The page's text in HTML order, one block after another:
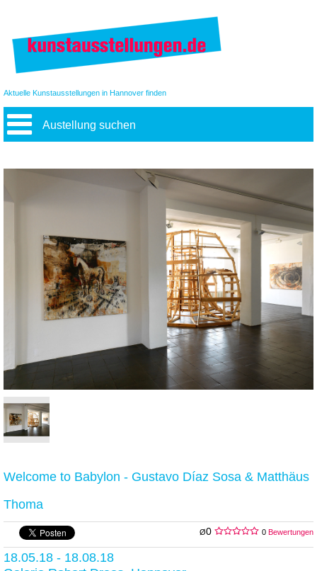
Aktuelle Kunstausstellungen in Hannover finden
Austellung suchen
Welcome to Babylon - Gustavo Díaz Sosa & Matthäus
Thoma
Ø0 0 Bewertungen
18.05.18 - 18.08.18